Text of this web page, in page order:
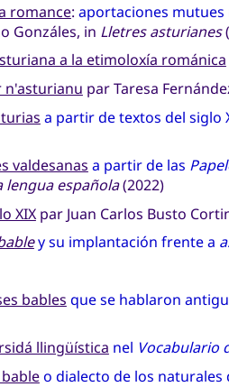
romance: aportaciones
Gonzáles, in Lletres asturianes
a la etimoloxía románica
n'asturianu par Taresa
a partir de textos del siglo
valdesanas a partir de las
española(2022)
XIXpar Juan Carlos Busto
y su implantación frente a
bables que se hablaron
llingüística nel Vocabulario
o dialecto de los naturales